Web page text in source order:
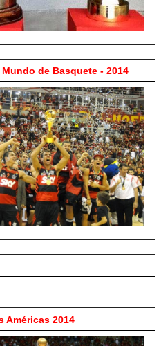
de Basquete - 2014
Américas 2014